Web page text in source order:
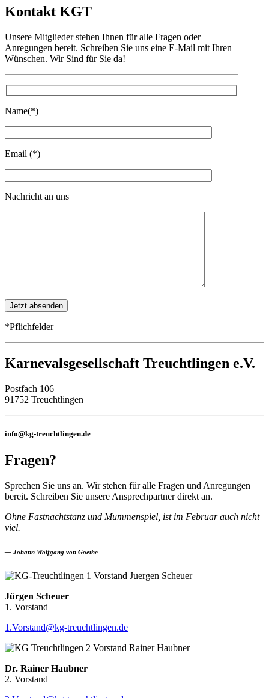
Kontakt KGT
Unsere Mitglieder stehen Ihnen für alle Fragen oder
Anregungen bereit. Schreiben Sie uns eine E-Mail mit Ihren
Wünschen. Wir Sind für Sie da!
Name(*)
Email (*)
Nachricht an uns
*Pflichfelder
Karnevalsgesellschaft Treuchtlingen e.V.
Postfach 106
91752 Treuchtlingen
info@kg-treuchtlingen.de
Fragen?
Sprechen Sie uns an. Wir stehen für alle Fragen und Anregungen
bereit. Schreiben Sie unsere Ansprechpartner direkt an.
Ohne Fastnachtstanz und Mummenspiel, ist im Februar auch nicht
viel.
— Johann Wolfgang von Goethe
Jürgen Scheuer
1. Vorstand
1.Vorstand@kg-treuchtlingen.de
Dr. Rainer Haubner
2. Vorstand